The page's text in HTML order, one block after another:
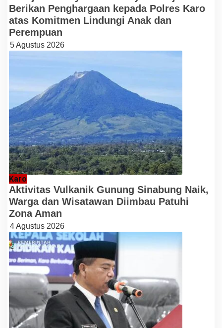
Berikan Penghargaan kepada Polres Karo
atas Komitmen Lindungi Anak dan
Perempuan
5 Agustus 2026
Karo
Aktivitas Vulkanik Gunung Sinabung Naik,
Warga dan Wisatawan Diimbau Patuhi
Zona Aman
4 Agustus 2026